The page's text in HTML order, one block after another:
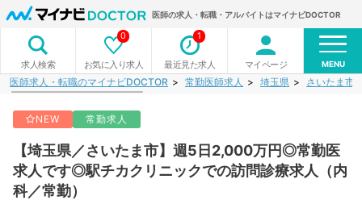
医師の求人・転職・アルバイトはマイナビDOCTOR
求人検索 お気に入り求人
0
最近見た求人
1
マイページ MENU
医師求人・転職のマイナビDOCTOR 常勤医師求人 埼玉県 さいたま市
NEW 常勤求人
【埼玉県／さいたま市】週5日2,000万円◎常勤医
求人です◎駅チカクリニックでの訪問診療求人（内
科／常勤）